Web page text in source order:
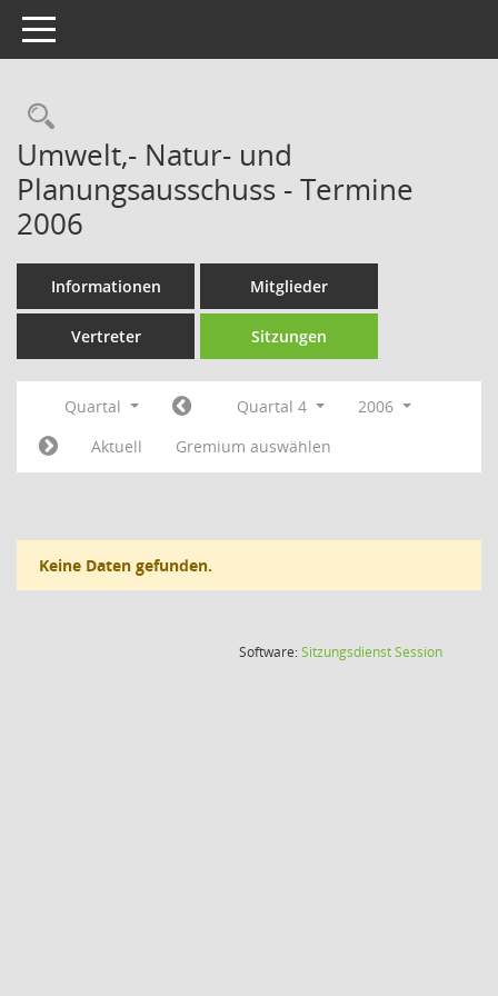
Toggle navigation
Rechercheauswahl
Umwelt,- Natur- und
Planungsausschuss - Termine
2006
Informationen Mitglieder
Vertreter Sitzungen
Quartal Quartal 4
2006
Aktuell
Gremium auswählen
Keine Daten gefunden.
Software:SitzungsdienstSession(Wird in